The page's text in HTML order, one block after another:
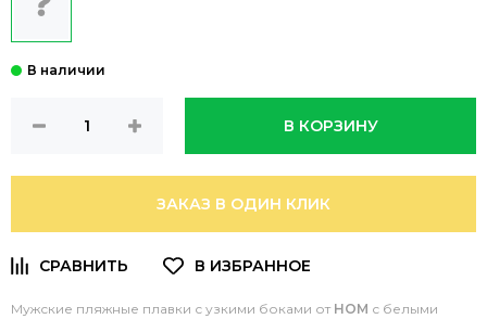
В КОРЗИНУ
ЗАКАЗ В ОДИН КЛИК
Мужские пляжные плавки с узкими боками от HOM с белыми